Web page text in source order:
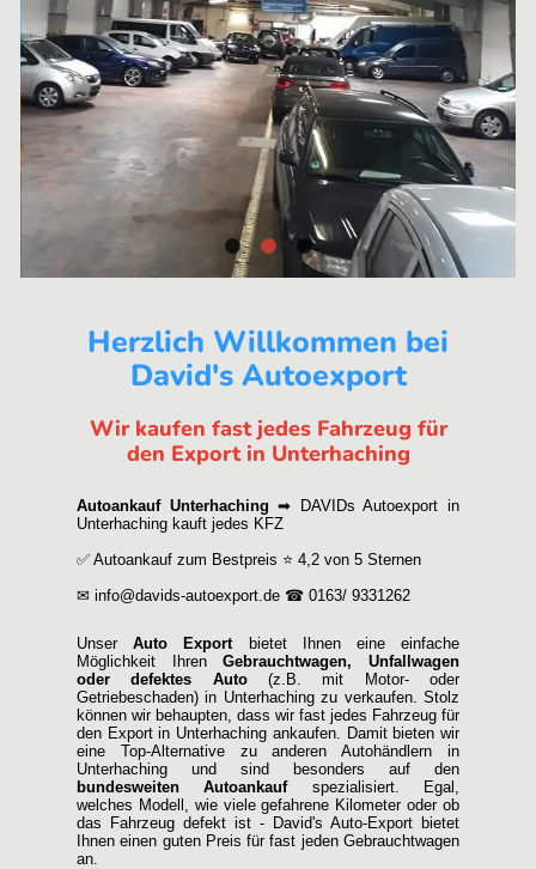
Herzlich Willkommen bei
David's Autoexport
Wir kaufen fast jedes Fahrzeug für
den Export in Unterhaching
Autoankauf Unterhaching ➡ DAVIDs Autoexport in
Unterhaching kauft jedes KFZ
✅ Autoankauf zum Bestpreis ⭐ 4,2 von 5 Sternen
✉ info@davids-autoexport.de ☎ 0163/ 9331262
UnserAuto Exportbietet Ihnen eine einfache
Möglichkeit IhrenGebrauchtwagen, Unfallwagen
oder defektes Auto(z.B. mit Motor- oder
Getriebeschaden) in Unterhaching zu verkaufen. Stolz
können wir behaupten, dass wir fast jedes Fahrzeug für
den Export in Unterhaching ankaufen. Damit bieten wir
eine Top-Alternative zu anderen Autohändlern in
Unterhaching und sind besonders auf den
bundesweiten Autoankaufspezialisiert. Egal,
welches Modell, wie viele gefahrene Kilometer oder ob
das Fahrzeug defekt ist - David's Auto-Export bietet
Ihnen einen guten Preis für fast jeden Gebrauchtwagen
an.